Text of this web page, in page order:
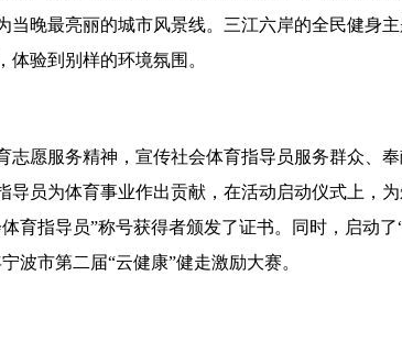
当晚最亮丽的城市风景线。三江六岸的全民健身
体验到别样的环境氛围。
志愿服务精神，宣传社会体育指导员服务群众、
导员为体育事业作出贡献，在活动启动仪式上，
育指导员”称号获得者颁发了证书。同时，启动
波市第二届“云健康”健走激励大赛。